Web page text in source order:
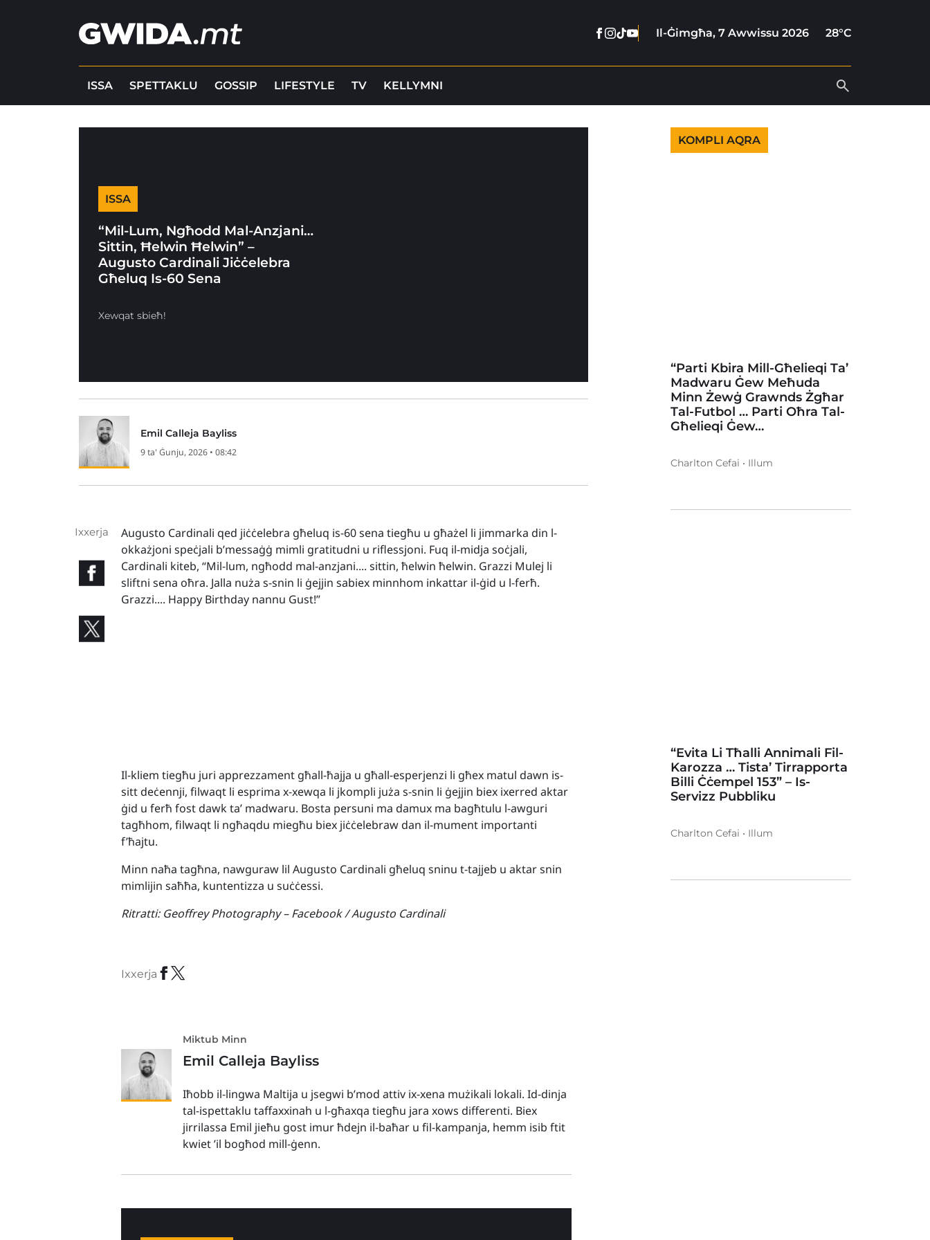
Facebook
Instagram
Tiktok
YoutubeIl-Ġimgħa, 7 Awwissu 2026 28°C
ISSA SPETTAKLU GOSSIP LIFESTYLE TV KELLYMNI
ISSA
“Mil-Lum, Ngħodd Mal-Anzjani…
Sittin, Ħelwin Ħelwin” –
Augusto Cardinali Jiċċelebra
Għeluq Is-60 Sena
Xewqat sbieħ!
Emil Calleja Bayliss
9 ta' Ġunju, 2026 • 08:42
Ixxerja
Augusto Cardinali qed jiċċelebra għeluq is-60 sena tiegħu u għażel li jimmarka din l-
okkażjoni speċjali b’messaġġ mimli gratitudni u riflessjoni. Fuq il-midja soċjali,
Cardinali kiteb, “Mil-lum, ngħodd mal-anzjani.... sittin, ħelwin ħelwin. Grazzi Mulej li
sliftni sena oħra. Jalla nuża s-snin li ġejjin sabiex minnhom inkattar il-ġid u l-ferħ.
Grazzi.... Happy Birthday nannu Gust!”
Il-kliem tiegħu juri apprezzament għall-ħajja u għall-esperjenzi li għex matul dawn is-
sitt deċennji, filwaqt li esprima x-xewqa li jkompli juża s-snin li ġejjin biex ixerred aktar
ġid u ferħ fost dawk ta’ madwaru. Bosta persuni ma damux ma bagħtulu l-awguri
tagħhom, filwaqt li ngħaqdu miegħu biex jiċċelebraw dan il-mument importanti
f’ħajtu.
Minn naħa tagħna, nawguraw lil Augusto Cardinali għeluq sninu t-tajjeb u aktar snin
mimlijin saħħa, kuntentizza u suċċessi.
Ritratti: Geoffrey Photography – Facebook / Augusto Cardinali
Ixxerja
Miktub Minn
Emil Calleja Bayliss
Iħobb il-lingwa Maltija u jsegwi b’mod attiv ix-xena mużikali lokali. Id-dinja
tal-ispettaklu taffaxxinah u l-għaxqa tiegħu jara xows differenti. Biex
jirrilassa Emil jieħu gost imur ħdejn il-baħar u fil-kampanja, hemm isib ftit
kwiet ’il bogħod mill-ġenn.
KOMPLI AQRA
“Parti Kbira Mill-Għelieqi Ta’
Madwaru Ġew Meħuda
Minn Żewġ Grawnds Żgħar
Tal-Futbol … Parti Oħra Tal-
Għelieqi Ġew…
Charlton Cefai • Illum
“Evita Li Tħalli Annimali Fil-
Karozza … Tista’ Tirrapporta
Billi Ċċempel 153” – Is-
Servizz Pubbliku
Charlton Cefai • Illum